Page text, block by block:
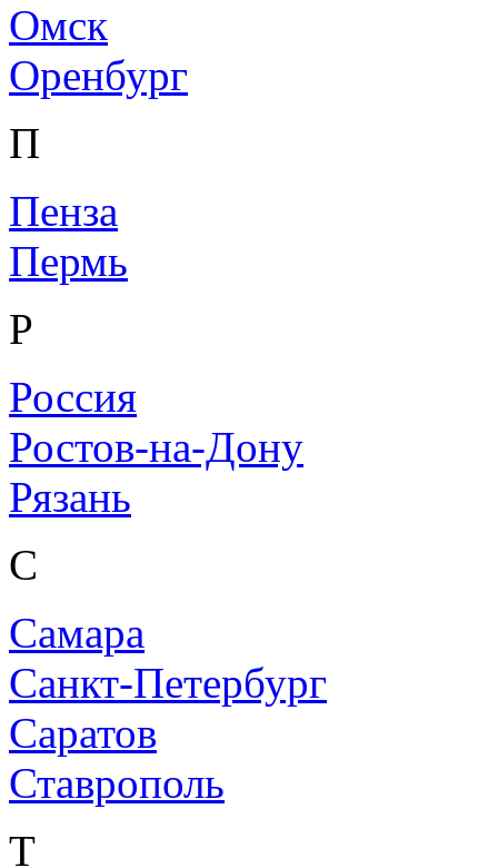
Омск
Оренбург
П
Пенза
Пермь
Р
Россия
Ростов-на-Дону
Рязань
С
Самара
Санкт-Петербург
Саратов
Ставрополь
Т